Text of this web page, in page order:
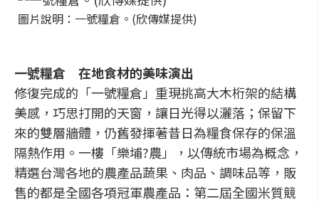
圖片說明：一號糧倉。(欣傳媒提供)
一號糧倉 在地食材的美味演出
修復完成的「一號糧倉」重現挑高大木桁架的結構
美感，巧思打開的天窗，讓日光得以灑落；保留下
來的雙層牆體，仍舊發揮著昔日為糧食保存的保溫
隔熱作用。一樓「樂埔?農」，以傳統市場為概念，
精選台灣各地的農產品蔬果、肉品、調味品等，販
售的都是全國各項冠軍農產品：第二屆全國米質競